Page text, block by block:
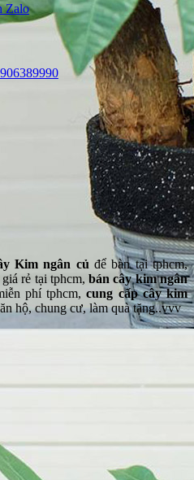
Zalo
Kim ngân củ để bàn tại tphcm,
giá rẻ tại tphcm,bán cây kim ngân
phí tphcm,cung cấp cây kim
hộ, chung cư, làm quà tặng..vvv